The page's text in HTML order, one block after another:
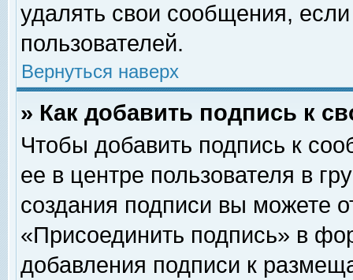
удалять свои сообщения,
пользователей.
Вернуться наверх
» Как добавить подпись к
Чтобы добавить подпись к
ее в центре пользователя в
создания подписи вы можете
«Присоединить подпись» в
добавления подписи к